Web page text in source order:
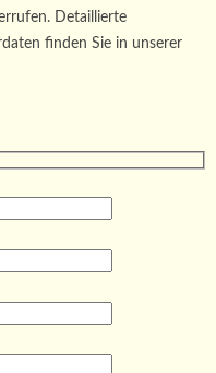
Detaillierte
finden Sie in unserer